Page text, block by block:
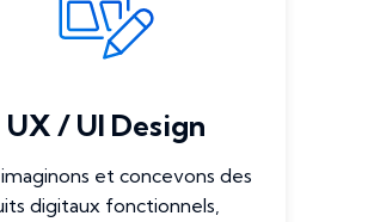
UX / UI Design
et concevons des
digitaux fonctionnels,